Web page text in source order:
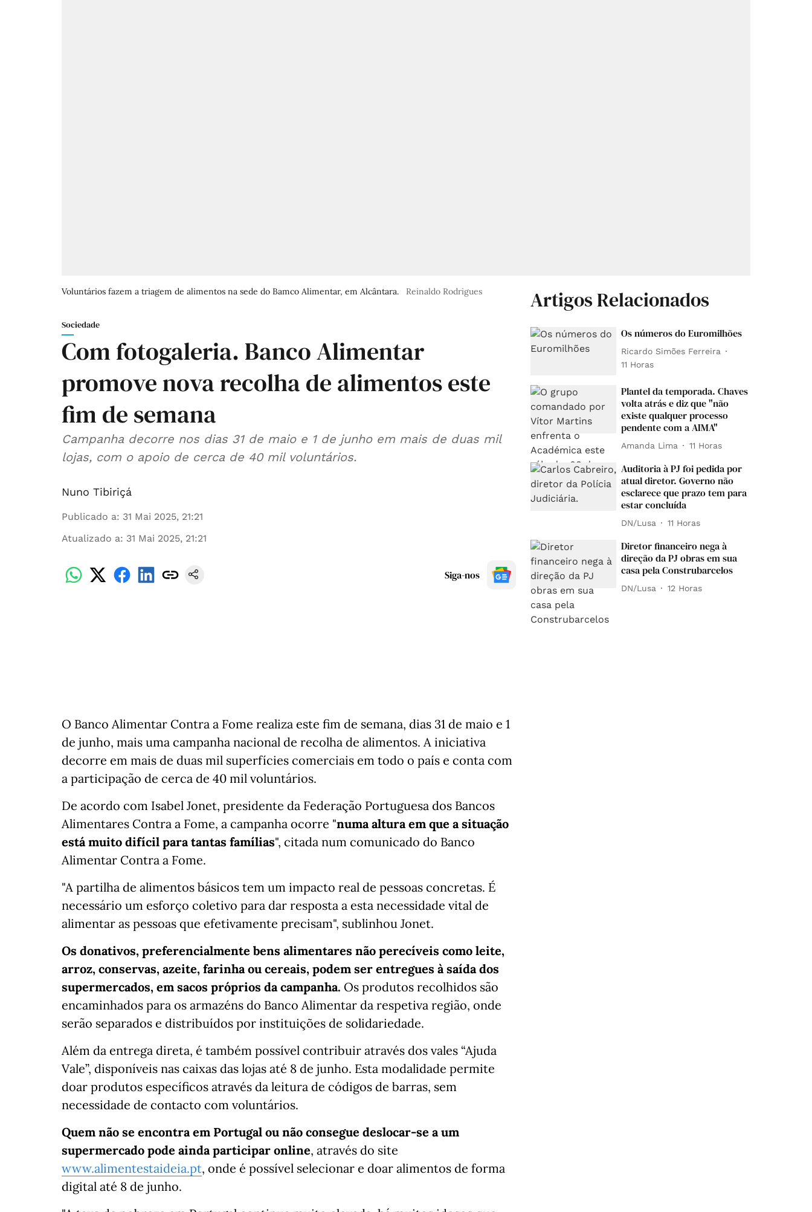
Voluntários fazem a triagem de alimentos na sede do Bamco Alimentar, em Alcântara. Reinaldo Rodrigues
Sociedade
Com fotogaleria. Banco Alimentar
promove nova recolha de alimentos este
fim de semana
Campanha decorre nos dias 31 de maio e 1 de junho em mais de duas mil
lojas, com o apoio de cerca de 40 mil voluntários.
Nuno Tibiriçá
Publicado a: 31 Mai 2025, 21:21
Atualizado a: 31 Mai 2025, 21:21
Siga-nos
O Banco Alimentar Contra a Fome realiza este fim de semana, dias 31 de maio e 1
de junho, mais uma campanha nacional de recolha de alimentos. A iniciativa
decorre em mais de duas mil superfícies comerciais em todo o país e conta com
a participação de cerca de 40 mil voluntários.
De acordo com Isabel Jonet, presidente da Federação Portuguesa dos Bancos
Alimentares Contra a Fome, a campanha ocorre "numa altura em que a situação
está muito difícil para tantas famílias", citada num comunicado do Banco
Alimentar Contra a Fome.
"A partilha de alimentos básicos tem um impacto real de pessoas concretas. É
necessário um esforço coletivo para dar resposta a esta necessidade vital de
alimentar as pessoas que efetivamente precisam", sublinhou Jonet.
Os donativos, preferencialmente bens alimentares não perecíveis como leite,
arroz, conservas, azeite, farinha ou cereais, podem ser entregues à saída dos
supermercados, em sacos próprios da campanha. Os produtos recolhidos são
encaminhados para os armazéns do Banco Alimentar da respetiva região, onde
serão separados e distribuídos por instituições de solidariedade.
Além da entrega direta, é também possível contribuir através dos vales “Ajuda
Vale”, disponíveis nas caixas das lojas até 8 de junho. Esta modalidade permite
doar produtos específicos através da leitura de códigos de barras, sem
necessidade de contacto com voluntários.
Quem não se encontra em Portugal ou não consegue deslocar-se a um
supermercado pode ainda participar online, através do site
www.alimentestaideia.pt, onde é possível selecionar e doar alimentos de forma
digital até 8 de junho.
Artigos Relacionados
Os números do Euromilhões
Ricardo Simões Ferreira
11 Horas
Plantel da temporada. Chaves
volta atrás e diz que "não
existe qualquer processo
pendente com a AIMA"
Amanda Lima 11 Horas
Auditoria à PJ foi pedida por
atual diretor. Governo não
esclarece que prazo tem para
estar concluída
DN/Lusa 11 Horas
Diretor financeiro nega à
direção da PJ obras em sua
casa pela Construbarcelos
DN/Lusa 12 Horas